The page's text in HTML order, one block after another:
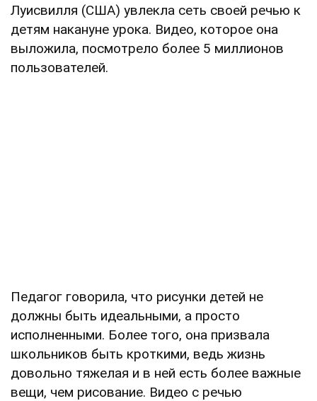
Луисвилля (США) увлекла сеть своей речью к
детям накануне урока. Видео, которое она
выложила, посмотрело более 5 миллионов
пользователей.
Педагог говорила, что рисунки детей не
должны быть идеальными, а просто
исполненными. Более того, она призвала
школьников быть кроткими, ведь жизнь
довольно тяжелая и в ней есть более важные
вещи, чем рисование. Видео с речью